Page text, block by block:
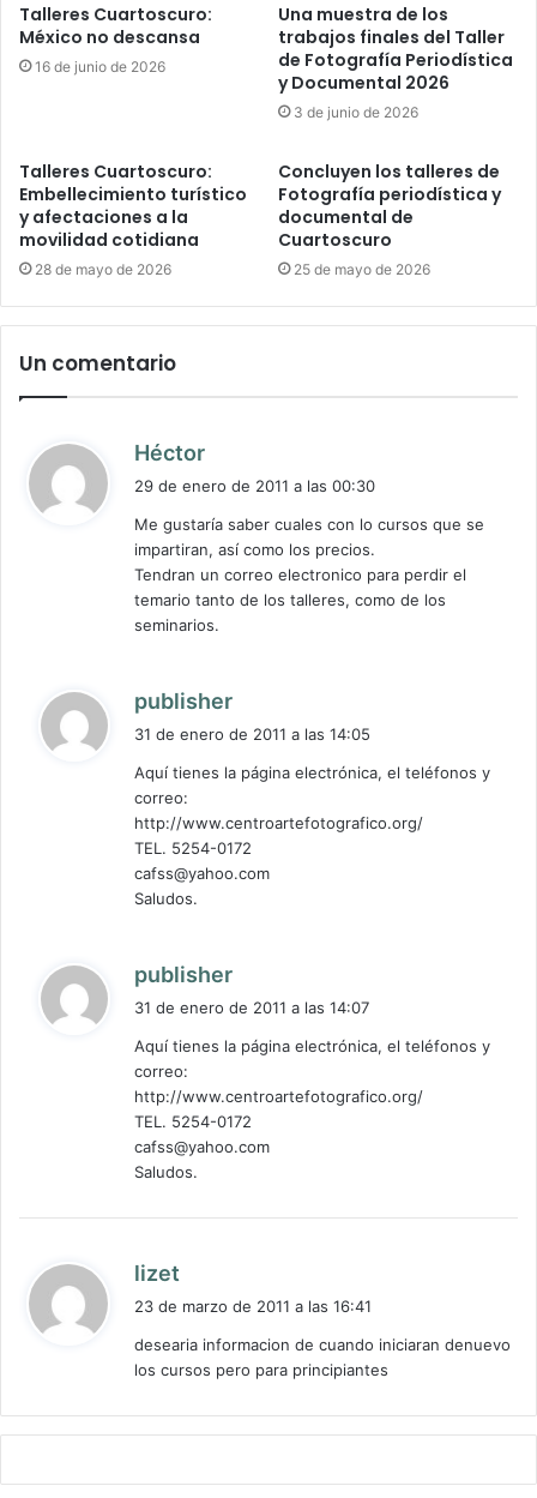
Talleres Cuartoscuro:
México no descansa
16 de junio de 2026
Una muestra de los
trabajos finales del Taller
de Fotografía Periodística
y Documental 2026
3 de junio de 2026
Talleres Cuartoscuro:
Embellecimiento turístico
y afectaciones a la
movilidad cotidiana
28 de mayo de 2026
Concluyen los talleres de
Fotografía periodística y
documental de
Cuartoscuro
25 de mayo de 2026
Un comentario
Héctor
e
:
29 de enero de 2011 a las 00:30
Me gustaría saber cuales con lo cursos que se
impartiran, así como los precios.
Tendran un correo electronico para perdir el
temario tanto de los talleres, como de los
seminarios.
publisher
e
31 de enero de 2011 a las 14:05
Aquí tienes la página electrónica, el teléfonos y
correo:
http://www.centroartefotografico.org/
TEL. 5254-0172
cafss@yahoo.com
Saludos.
publisher
e
31 de enero de 2011 a las 14:07
Aquí tienes la página electrónica, el teléfonos y
correo:
http://www.centroartefotografico.org/
TEL. 5254-0172
cafss@yahoo.com
Saludos.
lizet
e
:
23 de marzo de 2011 a las 16:41
desearia informacion de cuando iniciaran denuevo
los cursos pero para principiantes